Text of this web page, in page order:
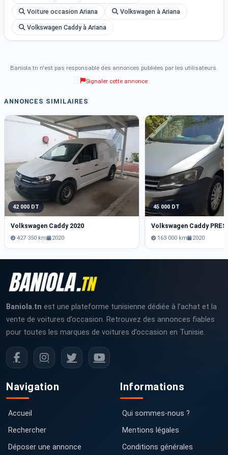
Voiture occasion Ariana Volkswagen à Ariana
Volkswagen Caddy à Ariana
Baniola.tn n'est pas responsable des annonces publiées par les utilisateurs.
Signaler cette annonce
ANNONCES SIMILAIRES
42 000 DT
Volkswagen Caddy 2020
427 350 km 2020
45 000 DT
163 000 km 2020
Baniola.tn est une plateforme tunisienne dédiée à l’achat et la
vente de voitures d’occasion. Retrouvez des annonces fiables
pour toutes les marques de voitures d’occasion en Tunisie.
Navigation
Accueil
Rechercher
Déposer une annonce
Informations
Qui sommes-nous ?
Mentions légales
Conditions générales